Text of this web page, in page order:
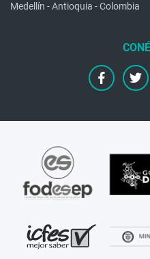
Medellín - Antioquia - Colombia